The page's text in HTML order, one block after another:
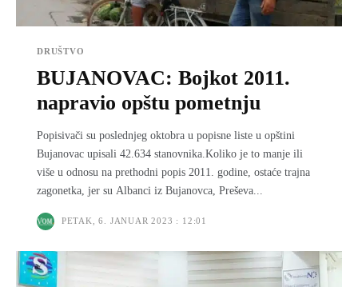
DRUŠTVO
BUJANOVAC: Bojkot 2011.
napravio opštu pometnju
Popisivači su poslednjeg oktobra u popisne liste u opštini
Bujanovac upisali 42.634 stanovnika.Koliko je to manje ili
više u odnosu na prethodni popis 2011. godine, ostaće trajna
zagonetka, jer su Albanci iz Bujanovca, Preševa...
PETAK, 6. JANUAR 2023 : 12:01